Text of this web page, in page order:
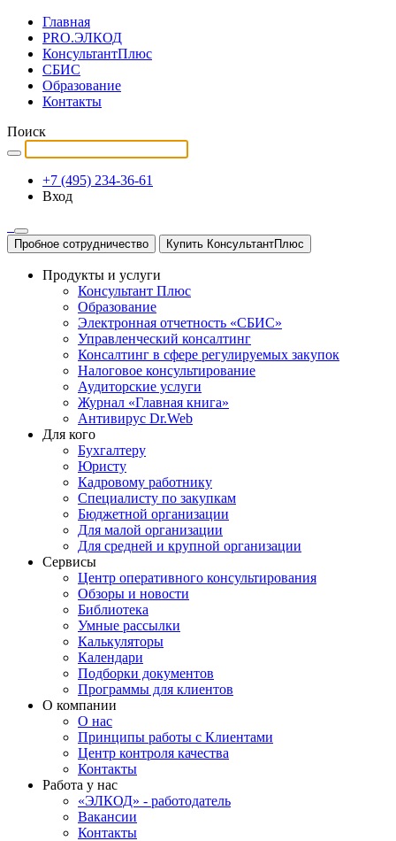
Главная
PRO.ЭЛКОД
КонсультантПлюс
СБИС
Образование
Контакты
Поиск
+7 (495) 234-36-61
Вход
Пробное сотрудничество Купить КонсультантПлюс
Продукты и услуги
Консультант Плюс
Образование
Электронная отчетность «СБИС»
Управленческий консалтинг
Консалтинг в сфере регулируемых закупок
Налоговое консультирование
Аудиторские услуги
Журнал «Главная книга»
Антивирус Dr.Web
Для кого
Бухгалтеру
Юристу
Кадровому работнику
Специалисту по закупкам
Бюджетной организации
Для малой организации
Для средней и крупной организации
Сервисы
Центр оперативного консультирования
Обзоры и новости
Библиотека
Умные рассылки
Калькуляторы
Календари
Подборки документов
Программы для клиентов
О компании
О нас
Принципы работы с Клиентами
Центр контроля качества
Контакты
Работа у нас
«ЭЛКОД» - работодатель
Вакансии
Контакты